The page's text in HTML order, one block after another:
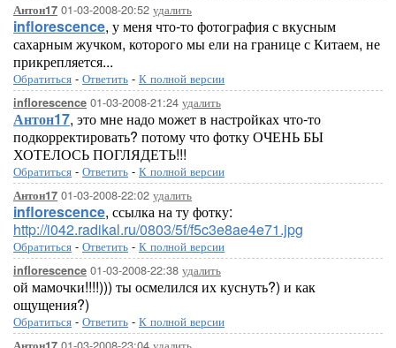
Антон17 01-03-2008-20:52 удалить
inflorescence, у меня что-то фотография с вкусным
сахарным жучком, которого мы ели на границе с Китаем, не
прикрепляется...
Обратиться - Ответить - К полной версии
inflorescence 01-03-2008-21:24 удалить
Антон17, это мне надо может в настройках что-то
подкорректировать? потому что фотку ОЧЕНЬ БЫ
ХОТЕЛОСЬ ПОГЛЯДЕТЬ!!!
Обратиться - Ответить - К полной версии
Антон17 01-03-2008-22:02 удалить
inflorescence, ссылка на ту фотку:
http://i042.radikal.ru/0803/5f/f5c3e8ae4e71.jpg
Обратиться - Ответить - К полной версии
inflorescence 01-03-2008-22:38 удалить
ой мамочки!!!!))) ты осмелился их куснуть?) и как
ощущения?)
Обратиться - Ответить - К полной версии